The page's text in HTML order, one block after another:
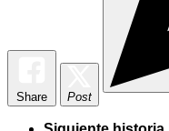
Share Post